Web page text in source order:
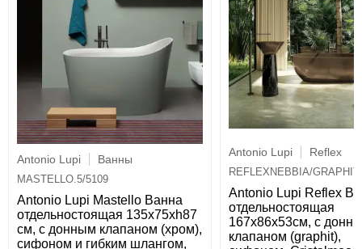
Antonio Lupi Ванны
MASTELLO.5/5109
Antonio Lupi Mastello Ванна
отдельностоящая 135х75хh87
см, с донным клапаном (хром),
сифоном и гибким шлангом,
Antonio Lupi Reflex
REFLEXNEBBIA/
Antonio Lupi Reflex
отдельностоящая
167х86х53см, с
клапаном (graphit),